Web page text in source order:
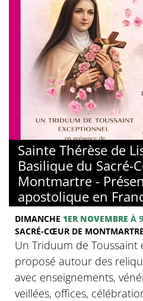
©
Sainte Thérèse de
Basilique du Sacré-
Montmartre -
apostolique en
DIMANCHE 1ER NOVEMBRE À
SACRÉ-CŒUR DE
Un Triduum de
proposé autour des
avec enseignements,
veillées, offices,